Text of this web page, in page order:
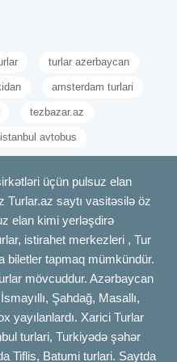
turlar azerbaycan
amsterdam turlari
tezbazar.az
avtobus
üçün pulsuz elan
Turlar.az saytı vasitəsilə öz
elan kimi yerləşdirə
istirahet merkezleri , Tur
biletler tapmaq mümkündür.
mövcuddur. Azərbaycan
Şahdağ, Masallı,
yayılanlardı. Xarici Turlar
turlari, Turkiyədə şəhər
Tiflis, Batumi turlari. Saytda